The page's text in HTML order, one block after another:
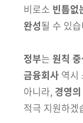
비로소 빈틈없
완성될 수 있
정부는 원칙
금융회사 역시
아니라, 경영
적극 지원하겠